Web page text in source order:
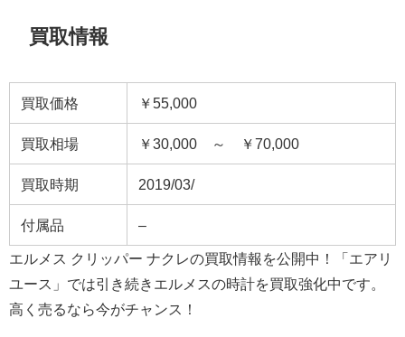
買取情報
買取価格 ￥55,000
買取相場 ￥30,000 ～ ￥70,000
買取時期 2019/03/
付属品 –
エルメス クリッパー ナクレの買取情報を公開中！「エアリ
ユース」では引き続きエルメスの時計を買取強化中です。
高く売るなら今がチャンス！